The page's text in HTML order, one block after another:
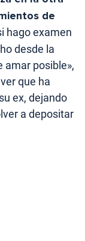
de
hago examen
desde la
amar posible»,
que ha
ex, dejando
a depositar